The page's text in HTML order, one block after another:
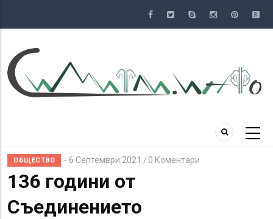
съдържание
ОБЩЕСТВО 6 Септември 2021 / 0 Коментари
136 години от
Съединението